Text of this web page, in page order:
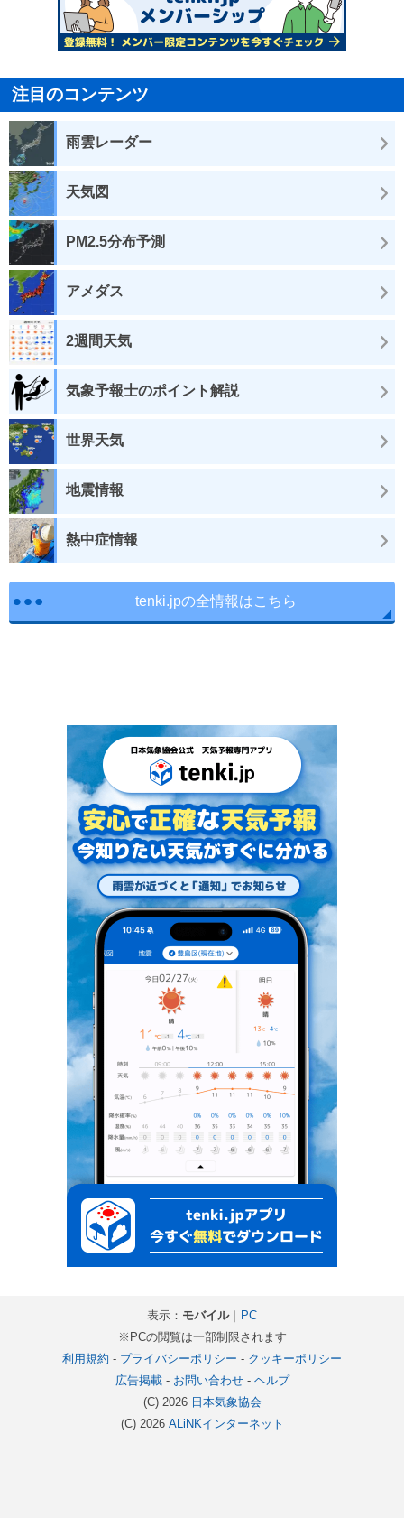
注目のコンテンツ
雨雲レーダー
天気図
PM2.5分布予測
アメダス
2週間天気
気象予報士のポイント解説
世界天気
地震情報
熱中症情報
tenki.jpの全情報はこちら
表示： モバイル｜ PC
※PCの閲覧は一部制限されます
利用規約 - プライバシーポリシー - クッキーポリシー
広告掲載- お問い合わせ- ヘルプ
(C) 2026 日本気象協会
(C) 2026 ALiNKインターネット